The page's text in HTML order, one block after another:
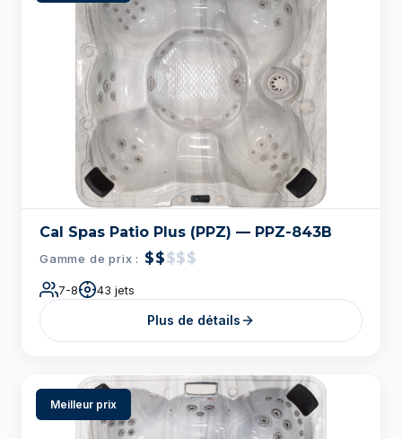
Cal Spas Patio Plus (PPZ) — PPZ-843B
Gamme de prix : $$$$$
7-8 43 jets
Plus de détails
Meilleur prix